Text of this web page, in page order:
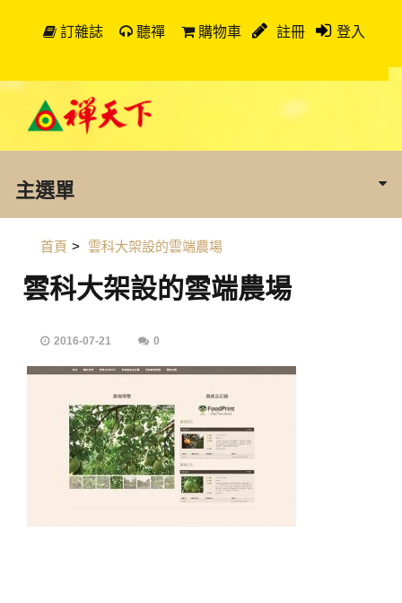
訂雜誌 聽禪 購物車 註冊 登入
主選單
首頁 > 雲科大架設的雲端農場
雲科大架設的雲端農場
2016-07-21 0